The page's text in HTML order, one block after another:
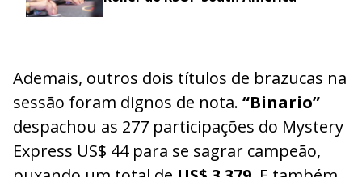
Ademais, outros dois títulos de brazucas na
sessão foram dignos de nota. “Binario”
despachou as 277 participações do Mystery
Express US$ 44 para se sagrar campeão,